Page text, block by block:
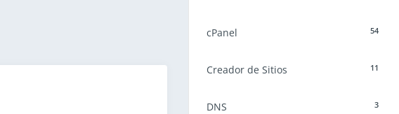
54
cPanel
11
Creador de Sitios
3
DNS